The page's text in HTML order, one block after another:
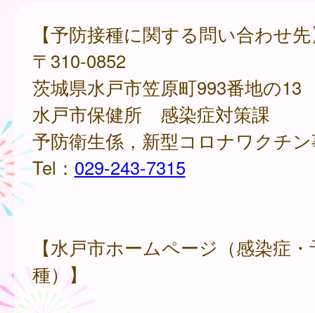
【予防接種に関する問い合わせ
〒310-0852
茨城県水戸市笠原町993番地の13
水戸市保健所 感染症対策課
予防衛生係，新型コロナワクチ
Tel： 029-243-7315
【水戸市ホームページ（感染症
種）】